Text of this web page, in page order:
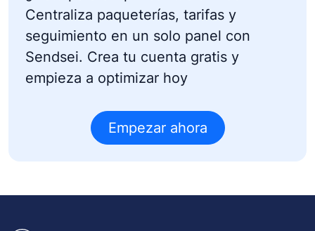
Centraliza paqueterías, tarifas y
seguimiento en un solo panel con
Sendsei. Crea tu cuenta gratis y
empieza a optimizar hoy
Empezar ahora